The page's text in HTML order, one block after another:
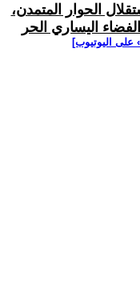
الحوار المتمدن،
اليساري الحر
على اليوتيوب]